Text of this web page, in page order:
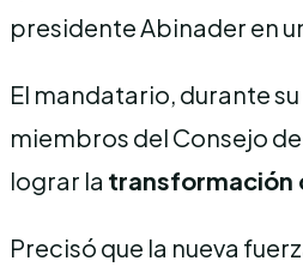
presidente Abinader en
El mandatario, durante
miembros del Consejo
lograr la transformación
Precisó que la nueva